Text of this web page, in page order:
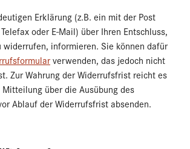
Erklärung (z.B. ein mit der Post
oder E-Mail) über Ihren Entschluss,
widerrufen, informieren. Sie können dafür
verwenden, das jedoch nicht
Zur Wahrung der Widerrufsfrist reicht es
über die Ausübung des
Ablauf der Widerrufsfrist absenden.